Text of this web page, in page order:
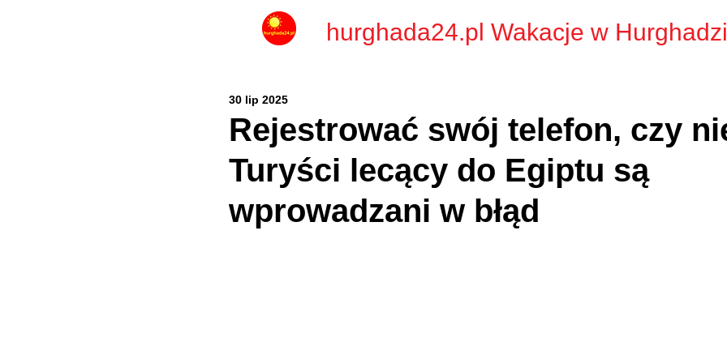
hurghada24.pl Wakacje w
Rejestrować swój telefon, czy
Turyści lecący do Egiptu są
wprowadzani w błąd
30 lip 2025